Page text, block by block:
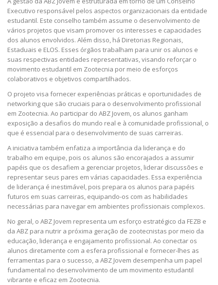
Executivo responsável pelos aspectos organizacionais da entidade
estudantil. Este conselho também assume o desenvolvimento de
vários projetos que visam promover os interesses e capacidades
dos alunos envolvidos. Além disso, há Diretorias Regionais,
Estaduais e ELOS. Esses órgãos trabalham para unir os alunos e
suas respectivas entidades representativas, visando reforçar o
movimento estudantil em Zootecnia por meio de esforços
colaborativos e objetivos compartilhados.
O projeto visa fornecer experiências práticas e oportunidades de
networking que são cruciais para o desenvolvimento profissional
em Zootecnia. Ao participar do ABZ Jovem, os alunos ganham
exposição a desafios do mundo real e à comunidade profissional, o
que é essencial para o desenvolvimento de suas carreiras.
A iniciativa também enfatiza a importância da liderança e do
trabalho em equipe, pois os alunos são encorajados a assumir
papéis que os desafiem a gerenciar projetos, liderar discussões e
representar seus pares em várias capacidades. Essa experiência
de liderança é inestimável, pois prepara os alunos para papéis
futuros em suas carreiras, equipando-os com as habilidades
necessárias para navegar em ambientes profissionais complexos.
No geral, o ABZ Jovem representa um esforço estratégico da FEZB e
da ABZ para nutrir a próxima geração de zootecnistas por meio da
educação, liderança e engajamento profissional. Ao conectar os
alunos diretamente com a esfera profissional e fornecer-lhes as
ferramentas para o sucesso, a ABZ Jovem desempenha um papel
fundamental no desenvolvimento de um movimento estudantil
vibrante e eficaz em Zootecnia.